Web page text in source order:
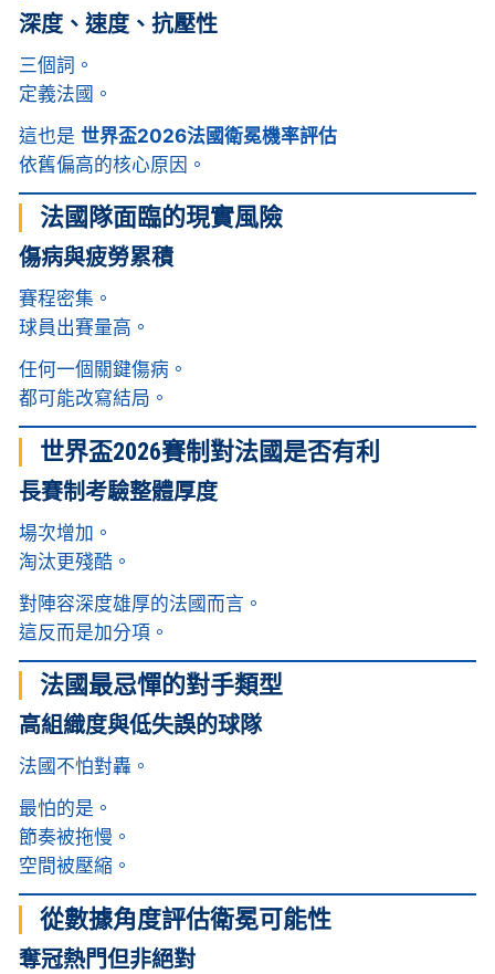
深度、速度、抗壓性
三個詞。
定義法國。
這也是 世界盃2026法國衛冕機率評估
依舊偏高的核心原因。
法國隊面臨的現實風險
傷病與疲勞累積
賽程密集。
球員出賽量高。
任何一個關鍵傷病。
都可能改寫結局。
世界盃2026賽制對法國是否有利
長賽制考驗整體厚度
場次增加。
淘汰更殘酷。
對陣容深度雄厚的法國而言。
這反而是加分項。
法國最忌憚的對手類型
高組織度與低失誤的球隊
法國不怕對轟。
最怕的是。
節奏被拖慢。
空間被壓縮。
從數據角度評估衛冕可能性
奪冠熱門但非絕對